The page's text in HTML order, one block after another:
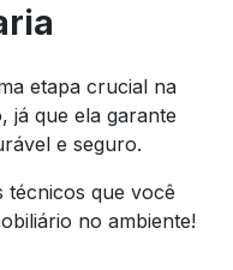
etapa crucial na
já que ela garante
e seguro.
técnicos que você
no ambiente!